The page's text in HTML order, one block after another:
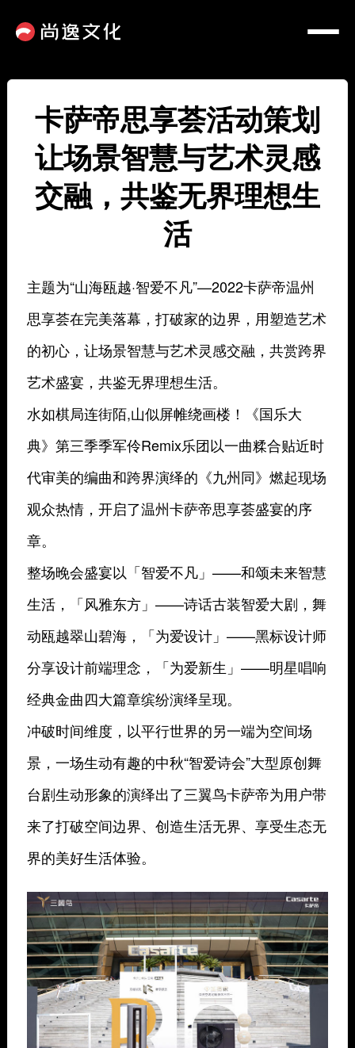
卡萨帝思享荟活动策划
让场景智慧与艺术灵感
交融，共鉴无界理想生
活
主题为“山海瓯越·智爱不凡”—2022卡萨帝温州
思享荟在完美落幕，打破家的边界，用塑造艺术
的初心，让场景智慧与艺术灵感交融，共赏跨界
艺术盛宴，共鉴无界理想生活。
水如棋局连街陌,山似屏帷绕画楼！《国乐大
典》第三季季军伶Remix乐团以一曲糅合贴近时
代审美的编曲和跨界演绎的《九州同》燃起现场
观众热情，开启了温州卡萨帝思享荟盛宴的序
章。
整场晚会盛宴以「智爱不凡」——和颂未来智慧
生活，「风雅东方」——诗话古装智爱大剧，舞
动瓯越翠山碧海，「为爱设计」——黑标设计师
分享设计前端理念，「为爱新生」——明星唱响
经典金曲四大篇章缤纷演绎呈现。
冲破时间维度，以平行世界的另一端为空间场
景，一场生动有趣的中秋“智爱诗会”大型原创舞
台剧生动形象的演绎出了三翼鸟卡萨帝为用户带
来了打破空间边界、创造生活无界、享受生态无
界的美好生活体验。